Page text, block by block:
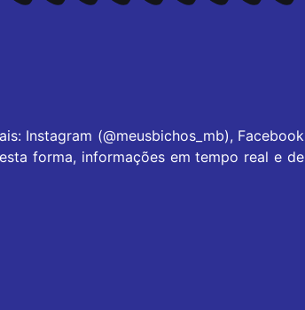
Instagram (@meusbichos_mb), Facebook
forma, informações em tempo real e de